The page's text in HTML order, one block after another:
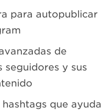
para autopublicar
de
seguidores y sus
que ayuda